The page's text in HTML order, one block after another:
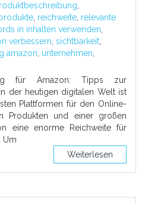
,
, reichweite, relevante
in inhalten verwenden,
verbessern, sichtbarkeit,
amazon, unternehmen,
für Amazon: Tipps zur
der heutigen digitalen Welt ist
Plattformen für den Online-
Produkten und einer großen
eine enorme Reichweite für
Um
Weiterlesen